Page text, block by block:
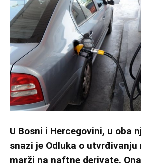
U Bosni i Hercegovini, u oba
snazi je Odluka o
marži na naftne derivate.